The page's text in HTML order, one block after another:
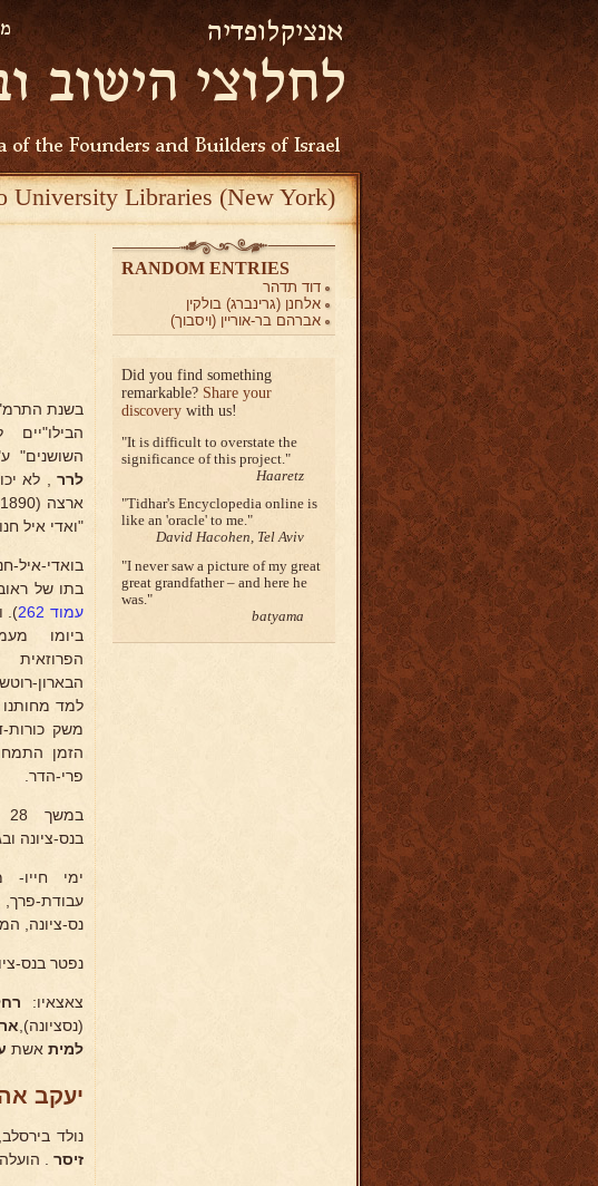
University Libraries (New York)
בשנת
השושנים"
לרר , לא
"ואדי איל
בואדי-איל-
בתו של
עמוד 262
).
ביומו
הבארון-
למד מחותנו
משק כורות-
הזמן
פרי-הדר.
בנס-ציונה
ימי
עבודת-
נס-ציונה,
נפטר בנס-
צאצאיו:
(נסציונה),
למית אשת
יעקב
נולד בירסלב,
זיסר .
RANDOM ENTRIES
דוד תדהר
אלחנן (גרינברג) בולקין
אברהם בר-אוריין (ויסבוך)
Did you find something
remarkable? Share your
discovery with us!
It is difficult to overstate the
significance of this project.
Haaretz
Tidhar's Encyclopedia online is
like an 'oracle' to me.
David Hacohen, Tel Aviv
I never saw a picture of my great
great grandfather – and here he
was.
batyama